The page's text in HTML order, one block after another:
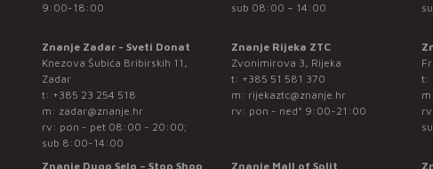
9:00-18:00
sub 08:00 – 14:00
Znanje Zadar - Sveti Donat
Knezova Šubića Bribirskih 11,
Zadar
t: +385 23 254 518
m: zadar@znanje.hr
rv: pon - pet 08:00 - 20:00;
sub 8:00-14:00
Znanje Rijeka ZTC
Zvonimirova 3, Rijeka
t: +385 51 581 370
m: rijekaztc@znanje.hr
rv: pon - ned* 9:00-21:00
t:
m:
Znanje Dugo Selo – Stop Shop
Znanje Mall of Split